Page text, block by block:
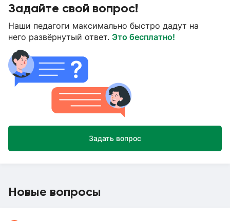
Задайте свой вопрос!
Наши педагоги максимально быстро дадут на
него развёрнутый ответ. Это бесплатно!
Задать вопрос
Новые вопросы